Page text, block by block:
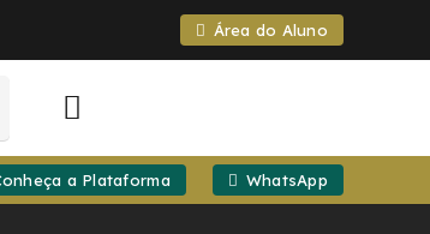
Área do Aluno
a Plataforma WhatsApp